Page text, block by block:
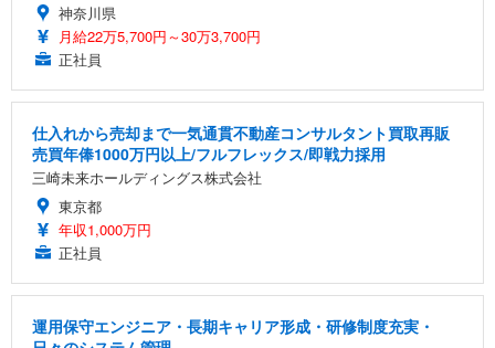
神奈川県
月給22万5,700円～30万3,700円
正社員
仕入れから売却まで一気通貫不動産コンサルタント買取再販
売買年俸1000万円以上/フルフレックス/即戦力採用
三崎未来ホールディングス株式会社
東京都
年収1,000万円
正社員
運用保守エンジニア・長期キャリア形成・研修制度充実・